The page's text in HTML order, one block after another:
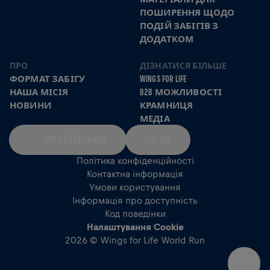
ПОШИРЕННЯ ЩОДО
ПОДІЙ ЗАБІГІВ З
ДОДАТКОМ
ПРО
ФОРМАТ ЗАБІГУ
НАША МІСІЯ
НОВИНИ
ДІЗНАТИСЯ БІЛЬШЕ
WINGS FOR LIFE
B2B МОЖЛИВОСТІ
КРАМНИЦЯ
МЕДІА
Політика конфіденційності
Контактна інформація
Умови користування
Інформація про доступність
Код поведінки
Налаштування Cookie
2026 © Wings for Life World Run